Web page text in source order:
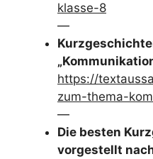
klasse-8
—
https://
zum-thema-
—
Die besten
vorgestellt